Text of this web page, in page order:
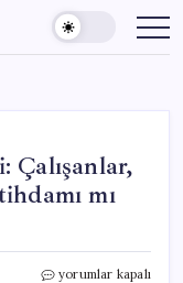
Çalışanlar,
mı
Meta’da
yorumlar kapalı